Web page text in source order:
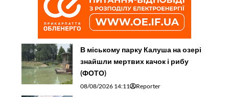
В міському парку Калуша на озері
знайшли мертвих качок і рибу
(ФОТО)
08/08/2026 14:11 Reporter